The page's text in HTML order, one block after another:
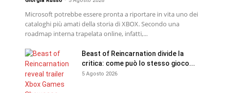
Microsoft potrebbe essere pronta a riportare in vita uno dei
cataloghi più amati della storia di XBOX. Secondo una
roadmap interna trapelata online, infatti,...
Beast of Reincarnation divide la
critica: come può lo stesso gioco...
5 Agosto 2026